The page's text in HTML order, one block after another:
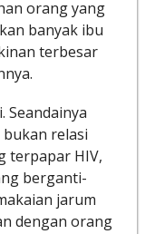
orang yang
banyak ibu
terbesar
Seandainya
relasi
terpapar HIV,
berganti-
jarum
dengan orang